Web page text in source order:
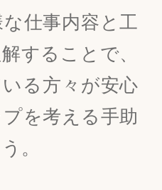
仕事内容と工
することで、
る方々が安心
を考える手助
。